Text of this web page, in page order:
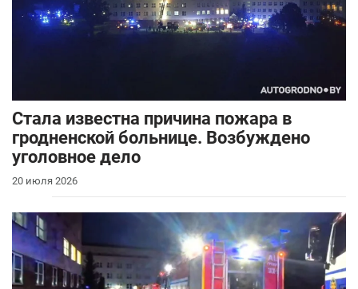
Стала известна причина пожара в
гродненской больнице. Возбуждено
уголовное дело
20 июля 2026